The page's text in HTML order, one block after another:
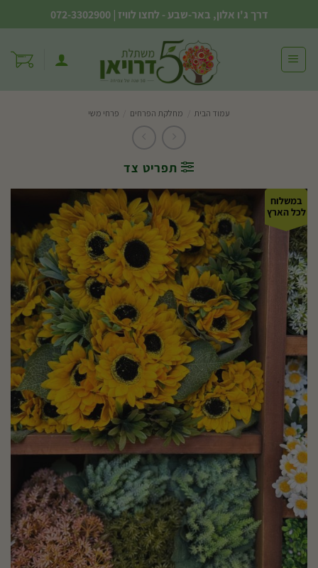
to
content
דרך ג'ו אלון, באר-שבע - לחצו לוויז |
072-3302900
עמוד הבית מחלקת הפרחים פרחי משי
תפריט צד
במשלוח
לכל הארץ